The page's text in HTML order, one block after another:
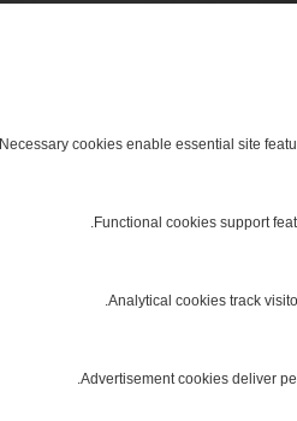
Necessary cookies enable essential site
Functional cookies support
Analytical cookies track
Advertisement cookies deliver